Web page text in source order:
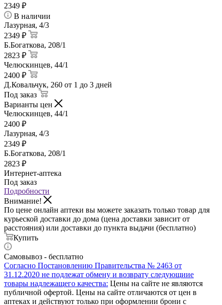
2349 ₽
В наличии
Лазурная, 4/3
2349 ₽
Б.Богаткова, 208/1
2823 ₽
Челюскинцев, 44/1
2400 ₽
Д.Ковальчук, 260 от 1 до 3 дней
Под заказ
Варианты цен
Челюскинцев, 44/1
2400 ₽
Лазурная, 4/3
2349 ₽
Б.Богаткова, 208/1
2823 ₽
Интернет-аптека
Под заказ
Подробности
Внимание!
По цене онлайн аптеки вы можете заказать только товар для
курьеской доставки до дома (цена доставки зависит от
расстояния) или доставки до пункта выдачи (бесплатно)
Купить
Самовывоз - бесплатно
Согласно Постановлению Правительства № 2463 от
31.12.2020 не подлежат обмену и возврату следующиие
товары надлежащего качества: Цены на сайте не являются
публичной офертой. Цены на сайте отличаются от цен в
аптеках и действуют только при оформлении брони с